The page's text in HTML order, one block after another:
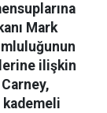
Mark
ilişkin
kademeli